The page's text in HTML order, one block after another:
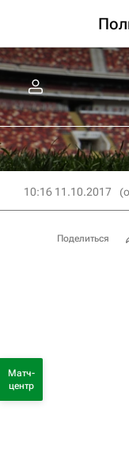
10:16 11.10.2017
Поделиться
Матч-
центр